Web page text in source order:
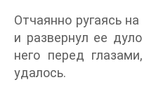
Отчаянно ругаясь
и развернул ее
него перед
удалось.